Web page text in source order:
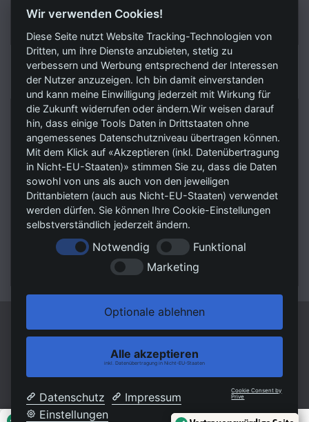
Wir verwenden Cookies!
Diese Seite nutzt Website Tracking-Technologien von
Dritten, um ihre Dienste anzubieten, stetig zu
verbessern und Werbung entsprechend der Interessen
der Nutzer anzuzeigen. Ich bin damit einverstanden
und kann meine Einwilligung jederzeit mit Wirkung für
die Zukunft widerrufen oder ändern.Wir weisen darauf
hin, dass einige Tools Daten in Drittstaaten ohne
angemessenes Datenschutzniveau übertragen können.
Mit dem Klick auf «Akzeptieren (inkl. Datenübertragung
in Nicht-EU-Staaten)» stimmen Sie zu, dass die Daten
sowohl von uns als auch von den jeweiligen
Drittanbietern (auch aus Nicht-EU-Staaten) verwendet
werden dürfen. Sie können Ihre Cookie-Einstellungen
selbstverständlich jederzeit ändern.
Notwendig
Funktional
Marketing
Optionale ablehnen
Alle akzeptieren
inkl. Datenübertragung in Nicht-EU-Staaten
Datenschutz
Impressum
Einstellungen
Cookie Consent by
Prive
KONTAKT
RSV Unternehmensmanagement GmbH
Trittauer Straße 7
22946 Großensee
Tel.:04154 - 898 11 11
Fax:04154 - 898 11 19
E-Mail 1: Kaufanfragen@rsvag.de
E-Mail 2: Mietanfragen@rsvag.de
www.RSVImmobilien.de
© RSV Unternehmensmanagement GmbH
Powered by Immonia GmbH
AGB Datenschutz